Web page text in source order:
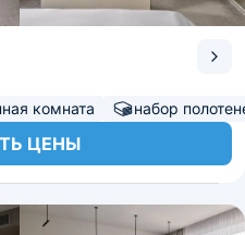
комната набор
ЦЕНЫ